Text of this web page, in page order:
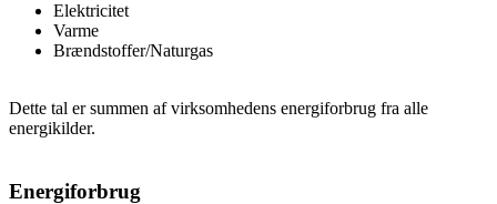
Elektricitet
Varme
Brændstoffer/Naturgas
Dette tal er summen af virksomhedens energiforbrug fra alle
energikilder.
Energiforbrug